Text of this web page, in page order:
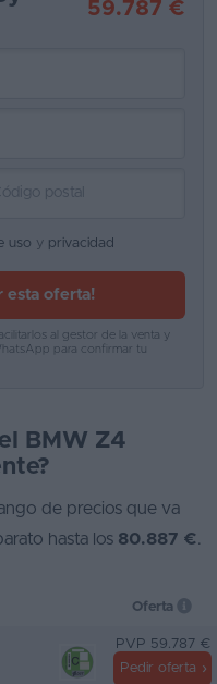
59.787 €
uso y privacidad
esta oferta!
al gestor de la venta y
para confirmar tu
BMW Z4
de precios que va
hasta los 80.887 €.
Oferta
PVP 59.787 €
Pedir oferta